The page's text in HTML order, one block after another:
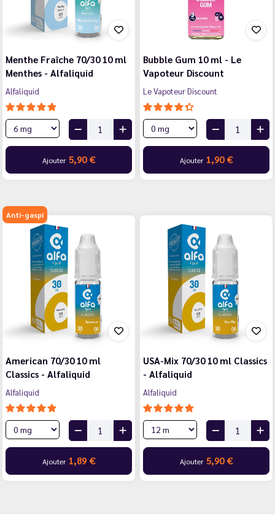
Menthe Fraîche 70/30 10 ml
Menthes - Alfaliquid
Alfaliquid
Ajouter 5,90 €
Bubble Gum 10 ml - Le
Vapoteur Discount
Le Vapoteur Discount
Ajouter 1,90 €
Anti-gaspi
American 70/30 10 ml
Classics - Alfaliquid
Alfaliquid
Ajouter 1,89 €
USA-Mix 70/30 10 ml Classics
- Alfaliquid
Alfaliquid
Ajouter 5,90 €